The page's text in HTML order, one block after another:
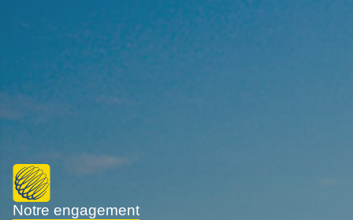
notre engagement